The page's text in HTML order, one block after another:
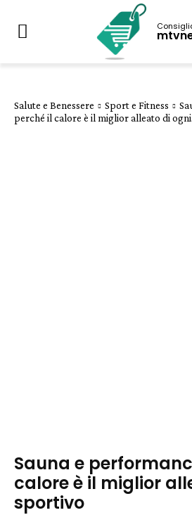
Salute e Benessere Sport e Fitness
perché il calore è il miglior alleato di
Sauna e
calore è il miglior
sportivo